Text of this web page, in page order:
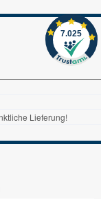
7.025
Lieferung!